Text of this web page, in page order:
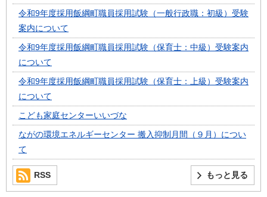
令和9年度採用飯綱町職員採用試験（一般行政職：初級）受験
案内について
令和9年度採用飯綱町職員採用試験（保育士：中級）受験案内
について
令和9年度採用飯綱町職員採用試験（保育士：上級）受験案内
について
こども家庭センターいいづな
ながの環境エネルギーセンター 搬入抑制月間（９月）につい
て
もっと見る
RSS